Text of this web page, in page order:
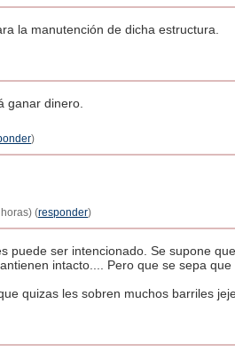
la manutención de dicha estructura.
ganar dinero.
)
(responder)
puede ser intencionado. Se supone
intacto.... Pero que se sepa
quizas les sobren muchos barriles